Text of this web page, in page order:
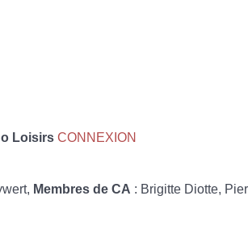
Loisirs CONNEXION
Membres de CA : Brigitte Diotte,